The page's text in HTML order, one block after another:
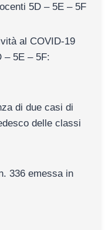
5D – 5E – 5F
al COVID-19
– 5E – 5F:
di due casi di
delle classi
336 emessa in